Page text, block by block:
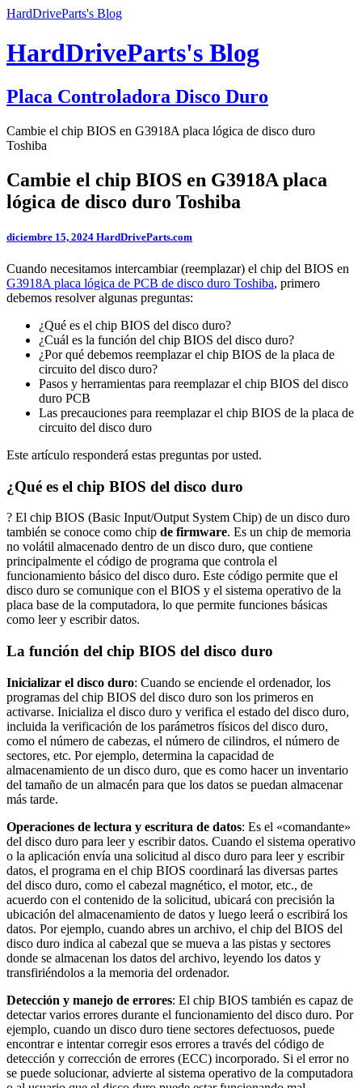
HardDriveParts's Blog
HardDriveParts's Blog
Placa Controladora Disco Duro
Cambie el chip BIOS en G3918A placa lógica de disco duro
Toshiba
Cambie el chip BIOS en G3918A placa
lógica de disco duro Toshiba
diciembre 15, 2024 HardDriveParts.com
Cuando necesitamos intercambiar (reemplazar) el chip del BIOS en
G3918A placa lógica de PCB de disco duro Toshiba, primero
debemos resolver algunas preguntas:
¿Qué es el chip BIOS del disco duro?
¿Cuál es la función del chip BIOS del disco duro?
¿Por qué debemos reemplazar el chip BIOS de la placa de
circuito del disco duro?
Pasos y herramientas para reemplazar el chip BIOS del disco
duro PCB
Las precauciones para reemplazar el chip BIOS de la placa de
circuito del disco duro
Este artículo responderá estas preguntas por usted.
¿Qué es el chip BIOS del disco duro
? El chip BIOS (Basic Input/Output System Chip) de un disco duro
también se conoce como chip de firmware. Es un chip de memoria
no volátil almacenado dentro de un disco duro, que contiene
principalmente el código de programa que controla el
funcionamiento básico del disco duro. Este código permite que el
disco duro se comunique con el BIOS y el sistema operativo de la
placa base de la computadora, lo que permite funciones básicas
como leer y escribir datos.
La función del chip BIOS del disco duro
Inicializar el disco duro: Cuando se enciende el ordenador, los
programas del chip BIOS del disco duro son los primeros en
activarse. Inicializa el disco duro y verifica el estado del disco duro,
incluida la verificación de los parámetros físicos del disco duro,
como el número de cabezas, el número de cilindros, el número de
sectores, etc. Por ejemplo, determina la capacidad de
almacenamiento de un disco duro, que es como hacer un inventario
del tamaño de un almacén para que los datos se puedan almacenar
más tarde.
Operaciones de lectura y escritura de datos: Es el «comandante»
del disco duro para leer y escribir datos. Cuando el sistema operativo
o la aplicación envía una solicitud al disco duro para leer y escribir
datos, el programa en el chip BIOS coordinará las diversas partes
del disco duro, como el cabezal magnético, el motor, etc., de
acuerdo con el contenido de la solicitud, ubicará con precisión la
ubicación del almacenamiento de datos y luego leerá o escribirá los
datos. Por ejemplo, cuando abres un archivo, el chip del BIOS del
disco duro indica al cabezal que se mueva a las pistas y sectores
donde se almacenan los datos del archivo, leyendo los datos y
transfiriéndolos a la memoria del ordenador.
Detección y manejo de errores: El chip BIOS también es capaz de
detectar varios errores durante el funcionamiento del disco duro. Por
ejemplo, cuando un disco duro tiene sectores defectuosos, puede
encontrar e intentar corregir esos errores a través del código de
detección y corrección de errores (ECC) incorporado. Si el error no
se puede solucionar, advierte al sistema operativo de la computadora